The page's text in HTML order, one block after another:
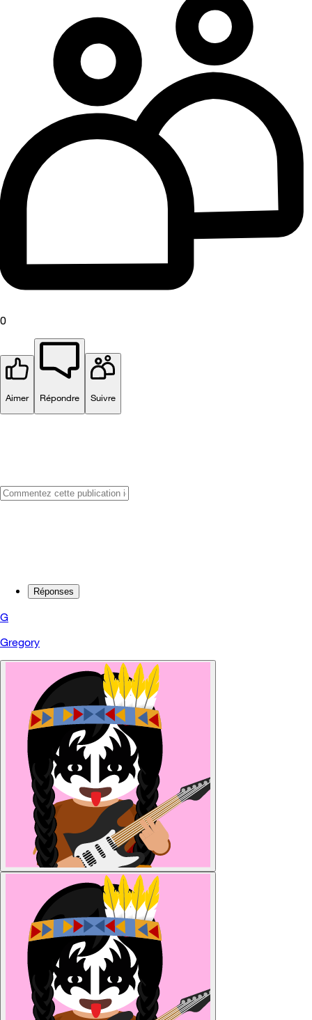
0
Aimer Répondre Suivre
Réponses
G
Gregory